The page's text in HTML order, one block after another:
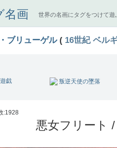
名画 世界の名画にタグをつけて遊
ブリューゲル( 16世紀 ベル
戯 叛逆天使の墜落
:1928
悪女フリート